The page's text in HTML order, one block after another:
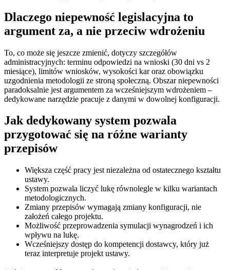
Dlaczego niepewność legislacyjna to
argument za, a nie przeciw wdrożeniu
To, co może się jeszcze zmienić, dotyczy szczegółów
administracyjnych: terminu odpowiedzi na wnioski (30 dni vs 2
miesiące), limitów wniosków, wysokości kar oraz obowiązku
uzgodnienia metodologii ze stroną społeczną. Obszar niepewności
paradoksalnie jest argumentem za wcześniejszym wdrożeniem –
dedykowane narzędzie pracuje z danymi w dowolnej konfiguracji.
Jak dedykowany system pozwala
przygotować się na różne warianty
przepisów
Większa część pracy jest niezależna od ostatecznego kształtu
ustawy.
System pozwala liczyć lukę równolegle w kilku wariantach
metodologicznych.
Zmiany przepisów wymagają zmiany konfiguracji, nie
założeń całego projektu.
Możliwość przeprowadzenia symulacji wynagrodzeń i ich
wpływu na lukę.
Wcześniejszy dostęp do kompetencji dostawcy, który już
teraz interpretuje projekt ustawy.